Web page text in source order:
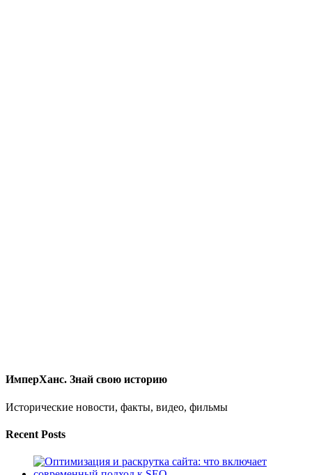
ИмперХанс. Знай свою историю
Исторические новости, факты, видео, фильмы
Recent Posts